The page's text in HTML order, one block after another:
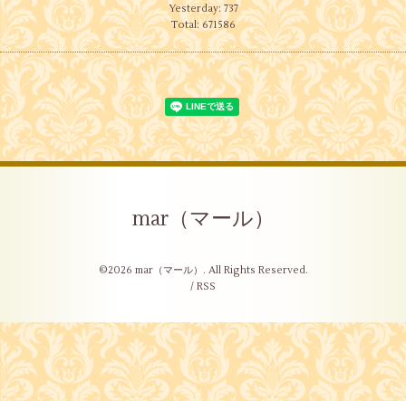
Yesterday: 737
Total:671586
mar（マール）
©2026 mar（マール） . All Rights Reserved.
/ RSS